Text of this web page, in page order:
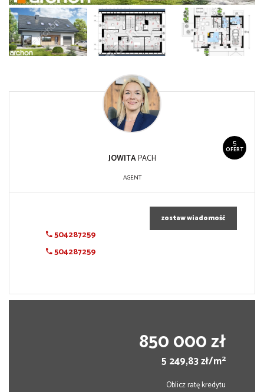
5
OFERT
JOWITAPACH
AGENT
504287259
504287259
zostaw wiadomość
850 000 zł
5 249,83 zł/m2
Oblicz ratę kredytu